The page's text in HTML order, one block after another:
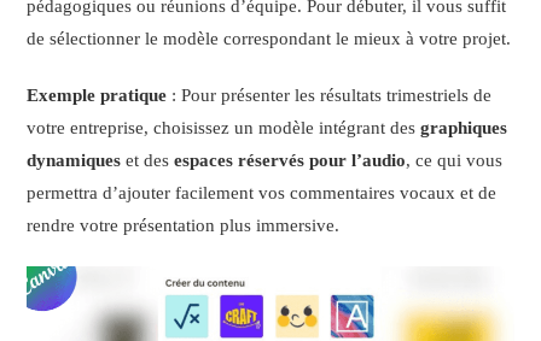
pédagogiques ou réunions d’équipe. Pour débuter, il vous suffit
de sélectionner le modèle correspondant le mieux à votre projet.
Exemple pratique : Pour présenter les résultats trimestriels de
votre entreprise, choisissez un modèle intégrant desgraphiques
dynamiques et desespaces réservés pour l’audio, ce qui vous
permettra d’ajouter facilement vos commentaires vocaux et de
rendre votre présentation plus immersive.